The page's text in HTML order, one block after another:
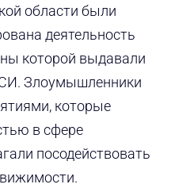
области были
деятельность
которой выдавали
Злоумышленники
которые
в сфере
посодействовать